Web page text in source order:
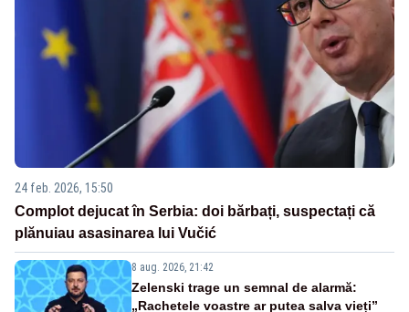
24 feb. 2026, 15:50
Complot dejucat în Serbia: doi bărbați, suspectați că
plănuiau asasinarea lui Vučić
8 aug. 2026, 21:42
Zelenski trage un semnal de alarmă:
„Rachetele voastre ar putea salva vieți”